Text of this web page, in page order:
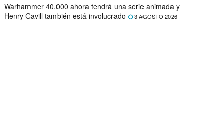
Warhammer 40.000 ahora tendrá una serie animada y
Henry Cavill también está involucrado
3 AGOSTO 2026